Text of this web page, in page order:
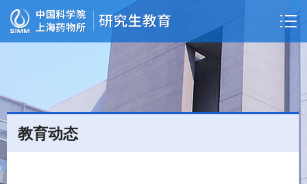
教育动态